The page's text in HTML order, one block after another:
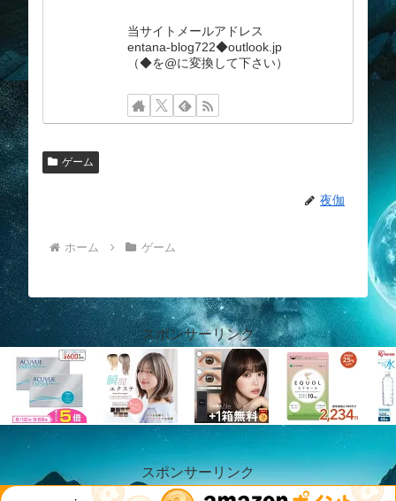
当サイトメールアドレス
entana-blog722◆outlook.jp
（◆を@に変換して下さい）
ゲーム
夜伽
ホーム ゲーム
スポンサーリンク
スポンサーリンク